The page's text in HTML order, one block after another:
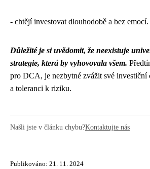
- chtějí investovat dlouhodobě a bez emocí.
Důležité je si uvědomit, že neexistuje
strategie, která by vyhovovala všem.
pro DCA, je nezbytné zvážit své investiční
a toleranci k riziku.
Našli jste v článku chybu?Kontaktujte nás
Publikováno: 21. 11. 2024